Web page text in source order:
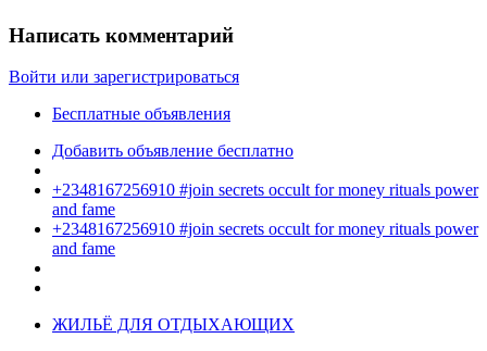
Написать комментарий
Войти или зарегистрироваться
Бесплатные объявления
Добавить объявление бесплатно
+2348167256910 #join secrets occult for money rituals power
and fame
+2348167256910 #join secrets occult for money rituals power
and fame
ЖИЛЬЁ ДЛЯ ОТДЫХАЮЩИХ